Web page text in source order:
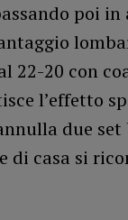
poi
22-20 con
l’effetto
due
di casa si